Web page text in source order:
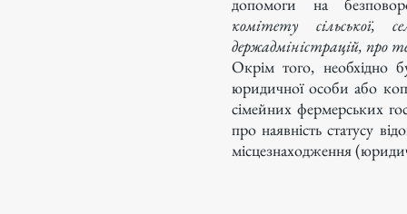
комітету сільської,
держадміністрацій, про
Окрім того, необхідно
юридичної особи або
сімейних фермерських
про наявність статусу
місцезнаходження